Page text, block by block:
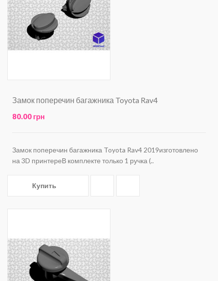
Замок поперечин багажника Toyota Rav4
80.00 грн
Замок поперечин багажника Toyota Rav4 2019изготовлено
на 3D принтереВ комплекте только 1 ручка (..
Купить